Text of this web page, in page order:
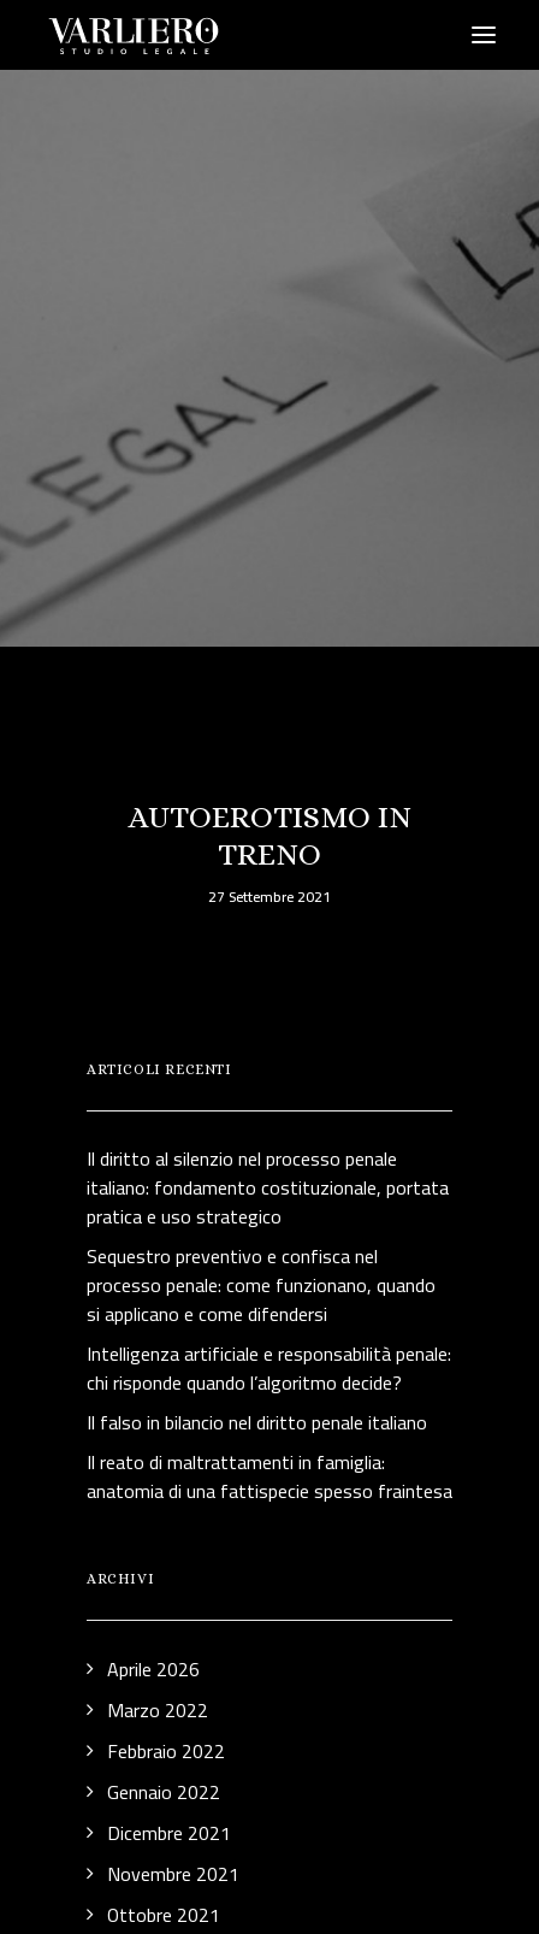
PRENDI UN APPUNTAMENTO
AUTOEROTISMO IN
TRENO
27 Settembre 2021
ARTICOLI RECENTI
Il diritto al silenzio nel processo penale
italiano: fondamento costituzionale, portata
pratica e uso strategico
Sequestro preventivo e confisca nel
processo penale: come funzionano, quando
si applicano e come difendersi
Intelligenza artificiale e responsabilità penale:
chi risponde quando l’algoritmo decide?
Il falso in bilancio nel diritto penale italiano
Il reato di maltrattamenti in famiglia:
anatomia di una fattispecie spesso fraintesa
ARCHIVI
Aprile 2026
Marzo 2022
Febbraio 2022
Gennaio 2022
Dicembre 2021
Novembre 2021
Ottobre 2021